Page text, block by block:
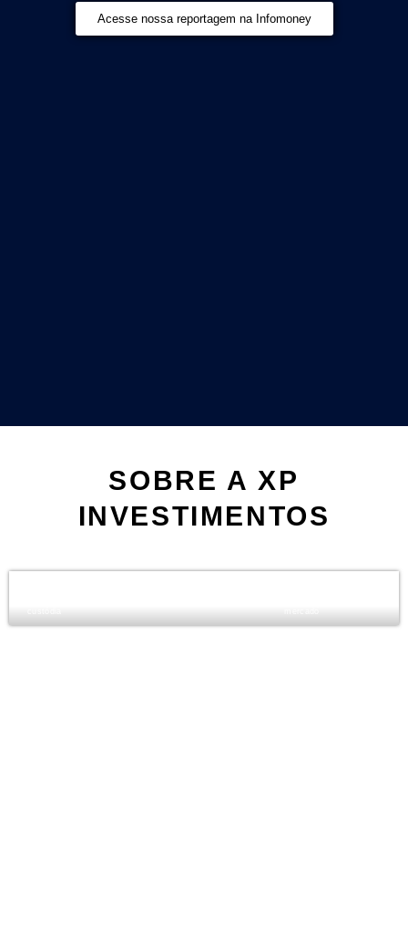
Acesse nossa reportagem na Infomoney
SOBRE A XP
INVESTIMENTOS